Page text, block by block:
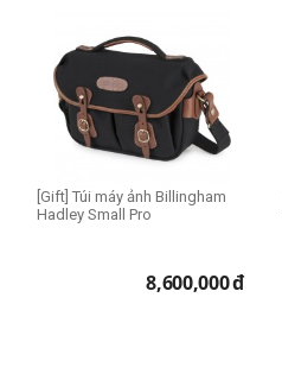
[Gift] Túi máy ảnh Billingham
Hadley Small Pro
8,600,000đ